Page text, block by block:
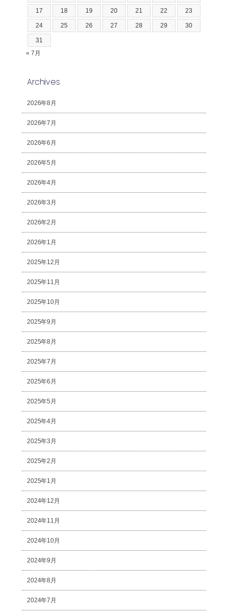
17 18 19 20 21 22 23
24 25 26 27 28 29 30
31
« 7月
Archives
2026年8月
2026年7月
2026年6月
2026年5月
2026年4月
2026年3月
2026年2月
2026年1月
2025年12月
2025年11月
2025年10月
2025年9月
2025年8月
2025年7月
2025年6月
2025年5月
2025年4月
2025年3月
2025年2月
2025年1月
2024年12月
2024年11月
2024年10月
2024年9月
2024年8月
2024年7月